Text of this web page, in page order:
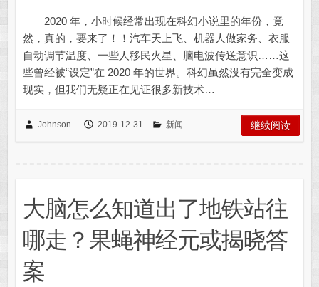
2020 年，小时候经常出现在科幻小说里的年份，竟
然，真的，要来了！！汽车天上飞、机器人做家务、衣服
自动调节温度、一些人移民火星、脑电波传送意识……这
些曾经被“设定”在 2020 年的世界。科幻虽然没有完全变成
现实，但我们无疑正在见证很多新技术…
Johnson 2019-12-31 新闻 继续阅读
大脑怎么知道出了地铁站往
哪走？果蝇神经元或揭晓答
案